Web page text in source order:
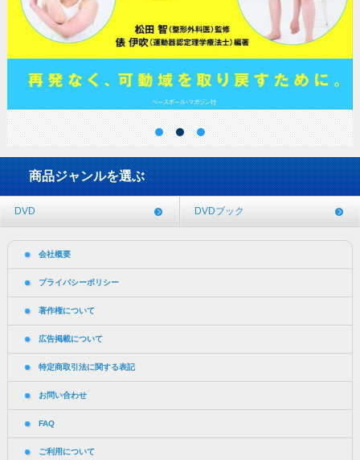
商品ジャンルを選ぶ
DVD DVDブック
会社概要
プライバシーポリシー
著作権について
広告掲載について
特定商取引法に関する表記
お問い合わせ
FAQ
ご利用について